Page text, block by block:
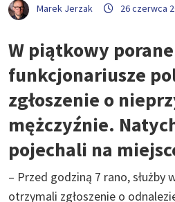
Marek Jerzak 26 czerwca
W piątkowy
funkcjonariusze
zgłoszenie o
mężczyźnie.
pojechali na
– Przed godziną 7 rano, służby
otrzymali zgłoszenie o